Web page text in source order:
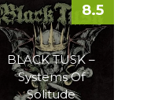
BLACK TUSK –
Systems Of
Solitude
8.5